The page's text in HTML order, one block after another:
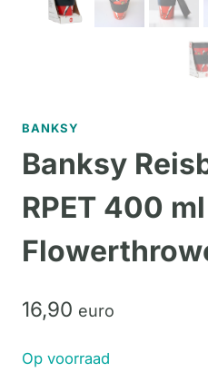
BANKSY
Banksy
RPET 400
16,90 euro
Op voorraad